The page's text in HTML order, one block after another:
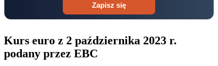
Zapisz się
Kurs euro z 2 października 2023 r.
podany przez EBC